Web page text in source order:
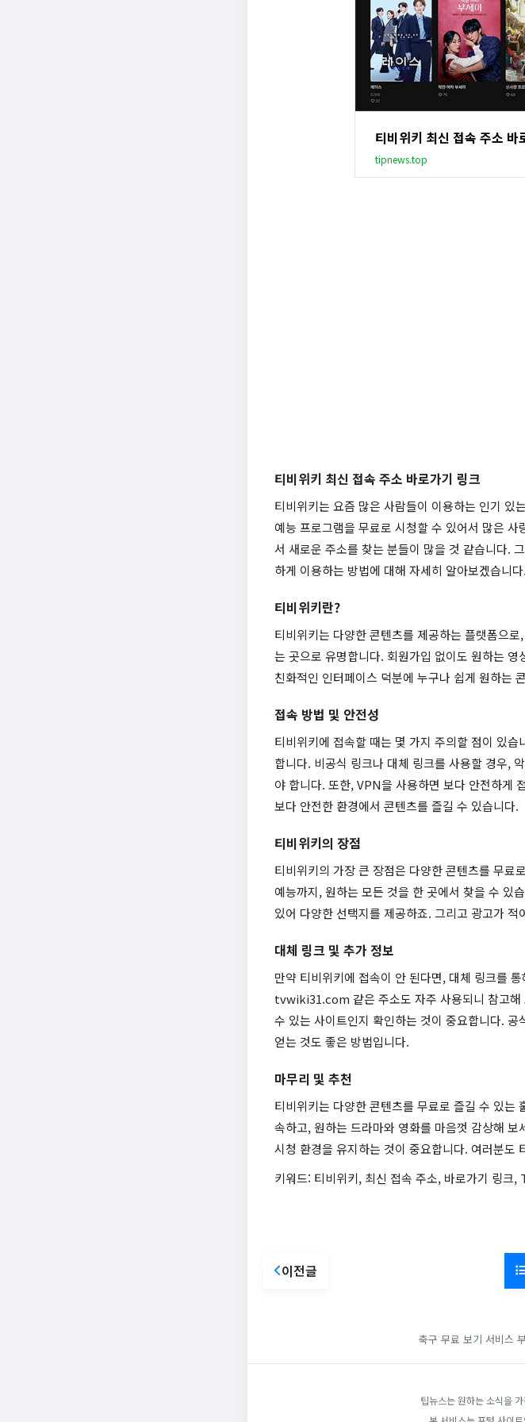
티비위키 최신 접속 주소 바
tipnews.top
티비위키 최신 접속 주소 바로가기 링크
티비위키는 요즘 많은 사람들이 이용하는 인기 있
예능 프로그램을 무료로 시청할 수 있어서 많은
서 새로운 주소를 찾는 분들이 많을 것 같습니다.
하게 이용하는 방법에 대해 자세히 알아보겠습니다.
티비위키란?
티비위키는 다양한 콘텐츠를 제공하는 플랫폼으
는 곳으로 유명합니다. 회원가입 없이도 원하는
친화적인 인터페이스 덕분에 누구나 쉽게 원하는
접속 방법 및 안전성
티비위키에 접속할 때는 몇 가지 주의할 점이 있
합니다. 비공식 링크나 대체 링크를 사용할 경우,
야 합니다. 또한, VPN을 사용하면 보다 안전하게
보다 안전한 환경에서 콘텐츠를 즐길 수 있습니다.
티비위키의 장점
티비위키의 가장 큰 장점은 다양한 콘텐츠를 무료
예능까지, 원하는 모든 것을 한 곳에서 찾을 수 있
있어 다양한 선택지를 제공하죠. 그리고 광고가
대체 링크 및 추가 정보
만약 티비위키에 접속이 안 된다면, 대체 링크를
tvwiki31.com 같은 주소도 자주 사용되니 참고해
수 있는 사이트인지 확인하는 것이 중요합니다.
얻는 것도 좋은 방법입니다.
마무리 및 추천
티비위키는 다양한 콘텐츠를 무료로 즐길 수 있는
속하고, 원하는 드라마와 영화를 마음껏 감상해
시청 환경을 유지하는 것이 중요합니다. 여러분도
키워드: 티비위키, 최신 접속 주소, 바로가기 링크,
이전글
축구 무료 보기 서비스
팁뉴스는 원하는 소식을